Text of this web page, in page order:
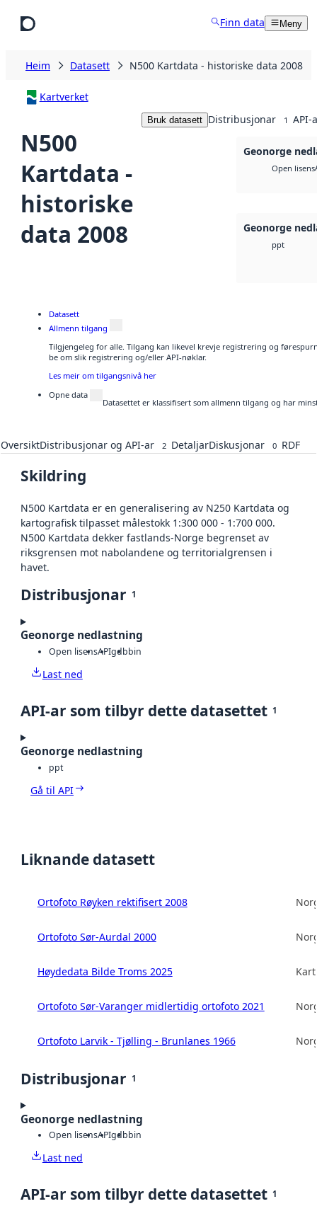
Finn data Meny
Heim Datasett N500 Kartdata - historiske data 2008
Kartverket
N500
Kartdata -
historiske
data 2008
Bruk datasett Distribusjonar 1 API-
Geonorge
Open lisens
Geonorge
ppt
Datasett
Allmenn tilgang
Tilgjengeleg for alle. Tilgang kan likevel krevje registrering og
be om slik registrering og/eller API-nøklar.
Les meir om tilgangsnivå her
Opne data
Datasettet er klassifisert som allmenn tilgang og har
OversiktDistribusjonar og API-ar 2 DetaljarDiskusjonar 0 RDF
Skildring
N500 Kartdata er en generalisering av N250 Kartdata og
kartografisk tilpasset målestokk 1:300 000 - 1:700 000.
N500 Kartdata dekker fastlands-Norge begrenset av
riksgrensen mot nabolandene og territorialgrensen i
havet.
Distribusjonar 1
Geonorge nedlastning
Open lisensAPIgdbbin
Last ned
API-ar som tilbyr dette datasettet 1
Geonorge nedlastning
ppt
Gå til API
Liknande datasett
Ortofoto Røyken rektifisert 2008
Ortofoto Sør-Aurdal 2000
Høydedata Bilde Troms 2025
Ortofoto Sør-Varanger midlertidig ortofoto 2021
Ortofoto Larvik - Tjølling - Brunlanes 1966
Distribusjonar 1
Geonorge nedlastning
Open lisensAPIgdbbin
Last ned
API-ar som tilbyr dette datasettet 1